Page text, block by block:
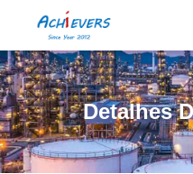
Detalhes